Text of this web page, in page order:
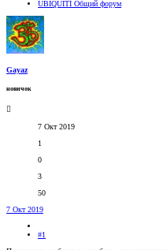
UBIQUITI Общий форум
Gayaz
новичок
7 Окт 2019
1
0
3
50
7 Окт 2019
#1